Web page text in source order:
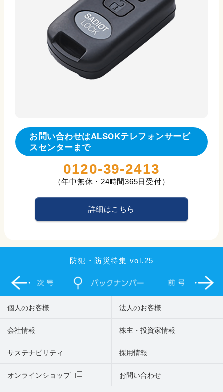
お問い合わせはALSOKテレフォンサービ
スセンターまで
0120-39-2413
（年中無休・24時間365日受付）
詳細はこちら
防犯・防災特集 vol.25
個人のお客様 法人のお客様
会社情報 株主・投資家情報
サステナビリティ
オンラインショップ お問い合わせ
採用情報